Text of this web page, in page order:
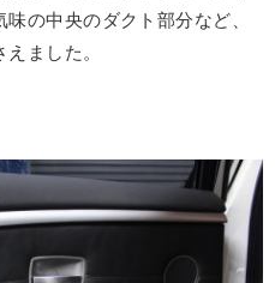
の中央のダクト部分など、
ました。